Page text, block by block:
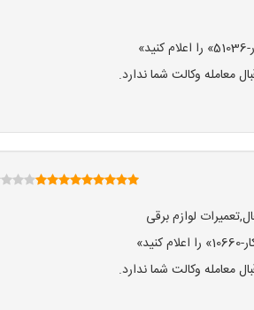
معامله وکالت شما ندارد.
لوازم برقی
معامله وکالت شما ندارد.